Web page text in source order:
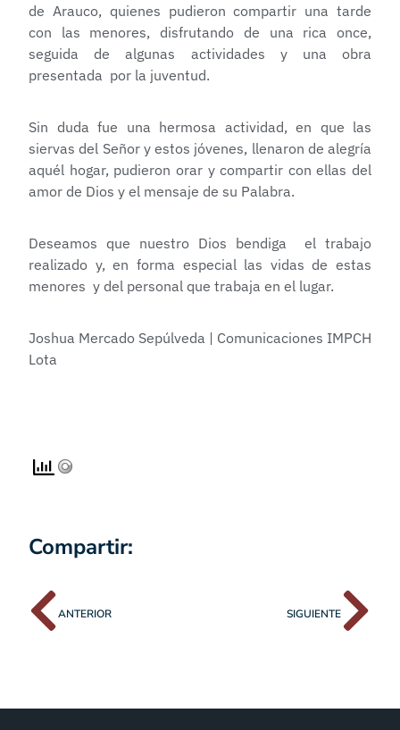
de Arauco, quienes pudieron compartir una tarde
con las menores, disfrutando de una rica once,
seguida de algunas actividades y una obra
presentada por la juventud.
Sin duda fue una hermosa actividad, en que las
siervas del Señor y estos jóvenes, llenaron de alegría
aquél hogar, pudieron orar y compartir con ellas del
amor de Dios y el mensaje de su Palabra.
Deseamos que nuestro Dios bendiga el trabajo
realizado y, en forma especial las vidas de estas
menores y del personal que trabaja en el lugar.
Joshua Mercado Sepúlveda | Comunicaciones IMPCH
Lota
Compartir:
ANTERIOR SIGUIENTE